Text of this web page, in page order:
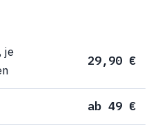
je
29,90 €
ab 49 €